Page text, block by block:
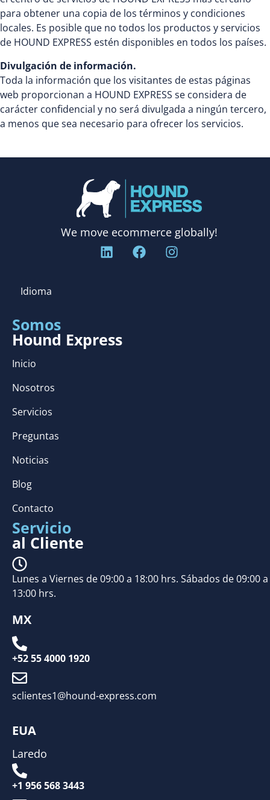
para obtener una copia de los términos y condiciones
locales. Es posible que no todos los productos y servicios
de HOUND EXPRESS estén disponibles en todos los países.
Divulgación de información.
Toda la información que los visitantes de estas páginas
web proporcionan a HOUND EXPRESS se considera de
carácter confidencial y no será divulgada a ningún tercero,
a menos que sea necesario para ofrecer los servicios.
We move ecommerce globally!
Idioma
Somos
Hound Express
Inicio
Nosotros
Servicios
Preguntas
Noticias
Blog
Contacto
Servicio
al Cliente
Lunes a Viernes de 09:00 a 18:00 hrs. Sábados de 09:00 a
13:00 hrs.
MX
+52 55 4000 1920
sclientes1@hound-express.com
EUA
Laredo
+1 956 568 3443